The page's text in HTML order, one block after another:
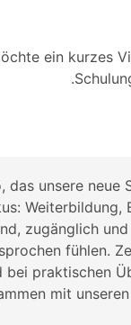
ein kurzes
das unsere
Weiterbildung,
zugänglich
fühlen.
praktischen
mit